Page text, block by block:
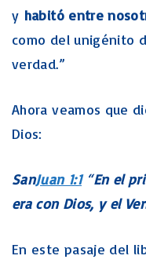
y habitó entre
como del unigénito
verdad.”
Ahora veamos que
Dios:
SanJuan 1:1“En el
era con Dios, y el
En este pasaje del